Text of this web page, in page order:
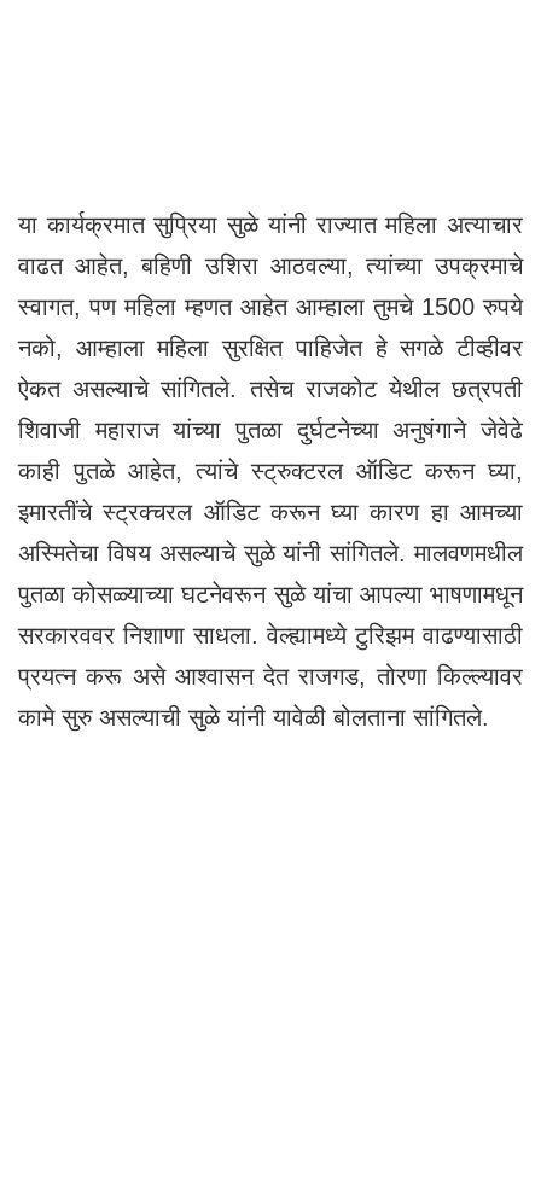
या कार्यक्रमात सुप्रिया सुळे यांनी राज्यात महिला अत्याचार
वाढत आहेत, बहिणी उशिरा आठवल्या, त्यांच्या उपक्रमाचे
स्वागत, पण महिला म्हणत आहेत आम्हाला तुमचे 1500 रुपये
नको, आम्हाला महिला सुरक्षित पाहिजेत हे सगळे टीव्हीवर
ऐकत असल्याचे सांगितले. तसेच राजकोट येथील छत्रपती
शिवाजी महाराज यांच्या पुतळा दुर्घटनेच्या अनुषंगाने जेवेढे
काही पुतळे आहेत, त्यांचे स्ट्रुक्टरल ऑडिट करून घ्या,
इमारतींचे स्ट्रक्चरल ऑडिट करून घ्या कारण हा आमच्या
अस्मितेचा विषय असल्याचे सुळे यांनी सांगितले. मालवणमधील
पुतळा कोसळ्याच्या घटनेवरून सुळे यांचा आपल्या भाषणामधून
सरकारववर निशाणा साधला. वेल्ह्यामध्ये टुरिझम वाढण्यासाठी
प्रयत्न करू असे आश्वासन देत राजगड, तोरणा किल्ल्यावर
कामे सुरु असल्याची सुळे यांनी यावेळी बोलताना सांगितले.